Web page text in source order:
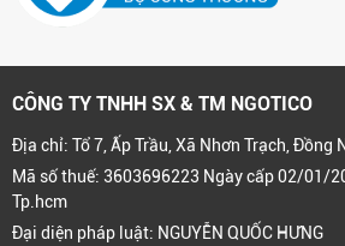
CÔNG TY TNHH SX & TM NGOTICO
Địa chỉ: Tổ 7, Ấp Trầu, Xã Nhơn Trạch, Đồng
Mã số thuế: 3603696223 Ngày cấp 02/01/
Tp.hcm
Đại diện pháp luật: NGUYỄN QUỐC HƯNG